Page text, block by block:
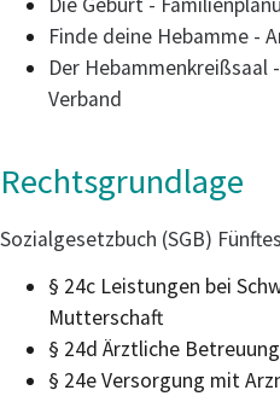
Finde deine Hebamme -
Der Hebammenkreißsaal
Verband
Rechtsgrundlage
Sozialgesetzbuch (SGB)
§ 24c Leistungen bei
Mutterschaft
§ 24d Ärztliche
§ 24e Versorgung mit